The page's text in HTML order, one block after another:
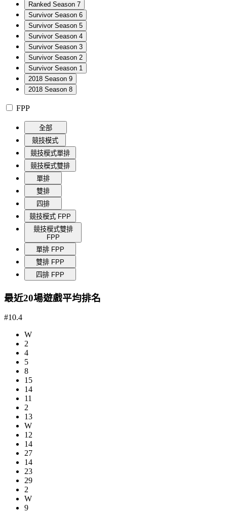
Ranked Season 7
Survivor Season 6
Survivor Season 5
Survivor Season 4
Survivor Season 3
Survivor Season 2
Survivor Season 1
2018 Season 9
2018 Season 8
FPP
全部
競技模式
競技模式單排
競技模式雙排
單排
雙排
四排
競技模式 FPP
競技模式雙排
FPP
單排 FPP
雙排 FPP
四排 FPP
最近20場遊戲平均排名
#10.4
W
2
4
5
8
15
14
11
2
13
W
12
14
27
14
23
29
2
W
9